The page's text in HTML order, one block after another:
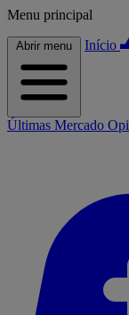
Menu principal
Abrir menu Início
Últimas Mercado